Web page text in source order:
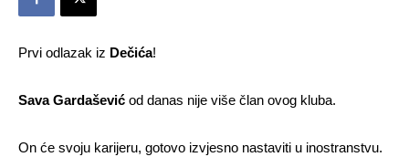
Prvi odlazak iz Dečića!
Sava Gardašević od danas nije više član ovog kluba.
On će svoju karijeru, gotovo izvjesno nastaviti u inostranstvu.